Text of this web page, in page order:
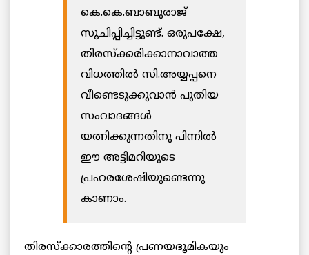
കെ.കെ.ബാബുരാജ്
സൂചിപ്പിച്ചിട്ടുണ്ട്. ഒരുപക്ഷേ,
തിരസ്ക്കരിക്കാനാവാത്ത
വിധത്തില്‍ സി.അയ്യപ്പനെ
വീണ്ടെടുക്കുവാൻ പുതിയ
സംവാദങ്ങൾ
യത്നിക്കുന്നതിനു പിന്നിൽ
ഈ അട്ടിമറിയുടെ
പ്രഹരശേഷിയുണ്ടെന്നു
കാണാം.
തിരസ്ക്കാരത്തിന്റെ പ്രണയഭൂമികയും